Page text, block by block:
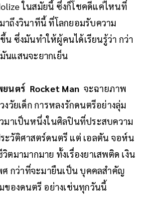
ในสมัยนี้ ซึ่งก็โชคดีแค่ไหนที่
าถึงวินาทีนี้ ที่โลกยอมรับความ
น ซึ่งมันทำให้ผู้คนได้เรียนรู้ว่า กว่า
นแสนจะยากเย็น
นตร์ Rocket Man จะฉายภาพ
งวัยเด็ก การหลงรักดนตรีอย่างลุ่ม
มาเป็นหนึ่งในศิลปินที่ประสบความ
ะวัติศาสตร์ดนตรี แต่ เอลตัน จอห์น
ตมามากมาย ทั้งเรื่องยาเสพติด เงิน
ศ กว่าที่จะมายืนเป็น บุคคลสำคัญ
ของดนตรี อย่างเช่นทุกวันนี้